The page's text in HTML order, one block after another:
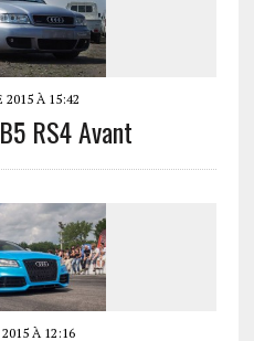
2015 À 15:42
RS4 Avant
À 12:16